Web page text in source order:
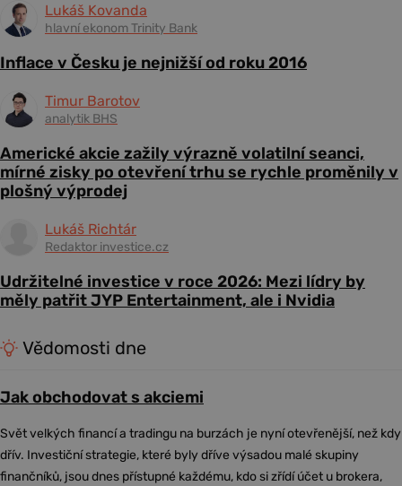
Lukáš Kovanda
hlavní ekonom Trinity Bank
Inflace v Česku je nejnižší od roku 2016
Timur Barotov
analytik BHS
Americké akcie zažily výrazně volatilní seanci,
mírné zisky po otevření trhu se rychle proměnily v
plošný výprodej
Lukáš Richtár
Redaktor investice.cz
Udržitelné investice v roce 2026: Mezi lídry by
měly patřit JYP Entertainment, ale i Nvidia
Vědomosti dne
Jak obchodovat s akciemi
Svět velkých financí a tradingu na burzách je nyní otevřenější, než kdy
dřív. Investiční strategie, které byly dříve výsadou malé skupiny
finančníků, jsou dnes přístupné každému, kdo si zřídí účet u brokera,